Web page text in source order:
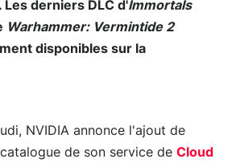
Les derniers DLC d'Immortals
Warhammer: Vermintide 2
disponibles sur la
NVIDIA annonce l'ajout de
de son service de Cloud